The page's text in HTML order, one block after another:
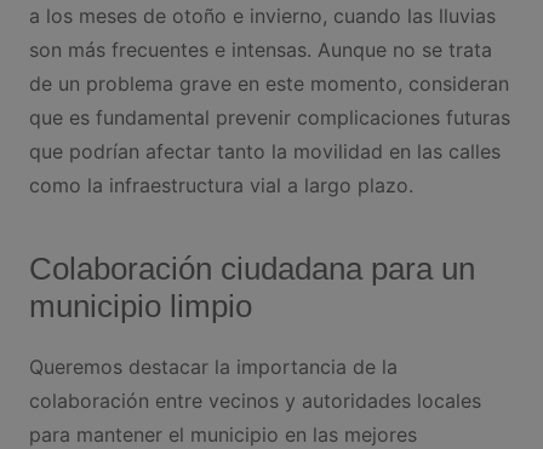
a los meses de otoño e invierno, cuando las lluvias
son más frecuentes e intensas. Aunque no se trata
de un problema grave en este momento, consideran
que es fundamental prevenir complicaciones futuras
que podrían afectar tanto la movilidad en las calles
como la infraestructura vial a largo plazo.
Colaboración ciudadana para un
municipio limpio
Queremos destacar la importancia de la
colaboración entre vecinos y autoridades locales
para mantener el municipio en las mejores